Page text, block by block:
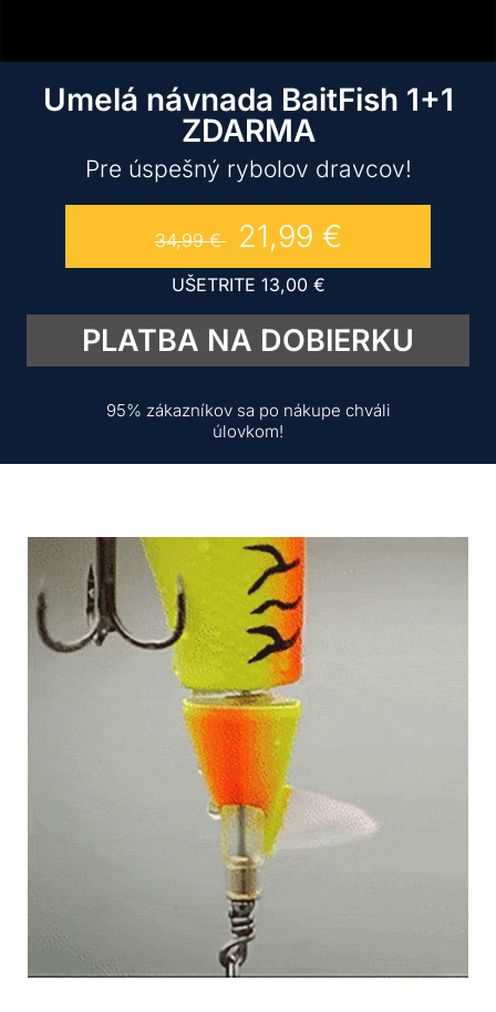
Umelá návnada BaitFish 1+1
ZDARMA
Pre úspešný rybolov dravcov!
34,99€ 21,99 €
UŠETRITE 13,00 €
PLATBA NA DOBIERKU
95% zákazníkov sa po nákupe chváli
úlovkom!